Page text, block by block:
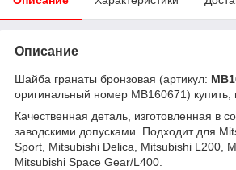
Описание
Шайба гранаты бронзовая (артикул:
оригинальный номер MB160671) купить,
Качественная деталь, изготовленная в
заводскими допусками. Подходит для
Sport, Mitsubishi Delica, Mitsubishi L200,
Mitsubishi Space Gear/L400.